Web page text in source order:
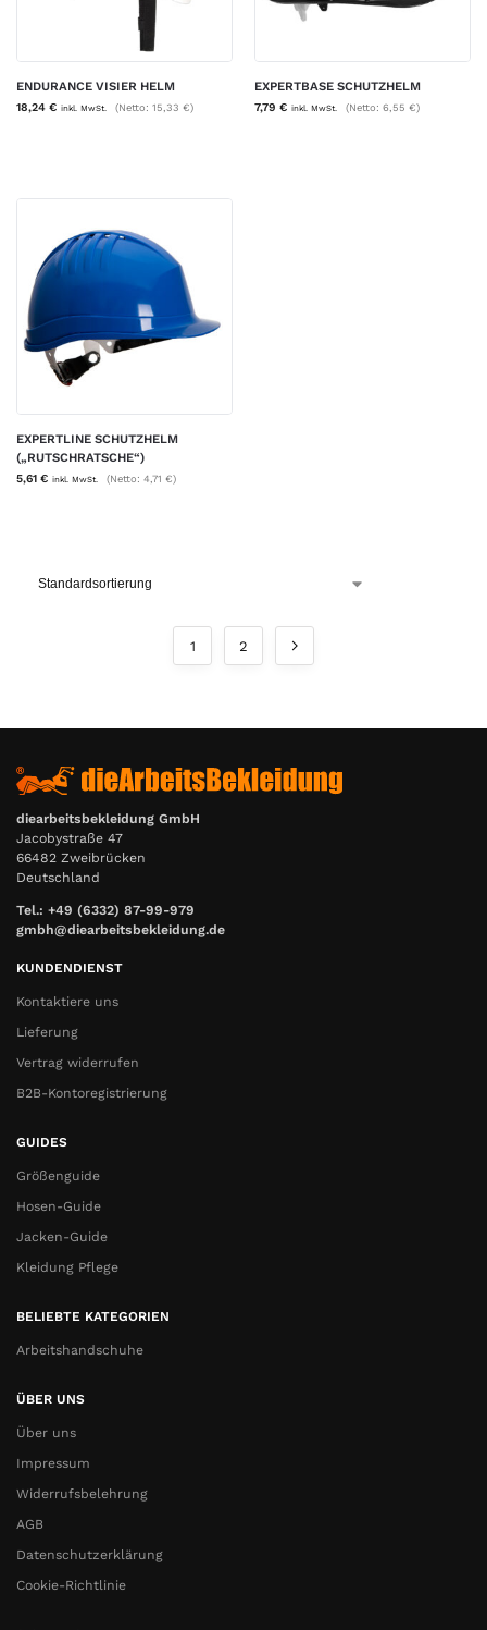
ENDURANCE VISIER HELM
18,24 € inkl. MwSt. (Netto: 15,33 €)
EXPERTBASE SCHUTZHELM
7,79 € inkl. MwSt. (Netto: 6,55 €)
EXPERTLINE SCHUTZHELM
(„RUTSCHRATSCHE“)
5,61 € inkl. MwSt. (Netto: 4,71 €)
1 2
diearbeitsbekleidung GmbH
Jacobystraße 47
66482 Zweibrücken
Deutschland
Tel.: +49 (6332) 87-99-979
gmbh@diearbeitsbekleidung.de
KUNDENDIENST
Kontaktiere uns
Lieferung
Vertrag widerrufen
B2B-Kontoregistrierung
GUIDES
Größenguide
Hosen-Guide
Jacken-Guide
Kleidung Pflege
BELIEBTE KATEGORIEN
Arbeitshandschuhe
ÜBER UNS
Über uns
Impressum
Widerrufsbelehrung
AGB
Datenschutzerklärung
Cookie-Richtlinie